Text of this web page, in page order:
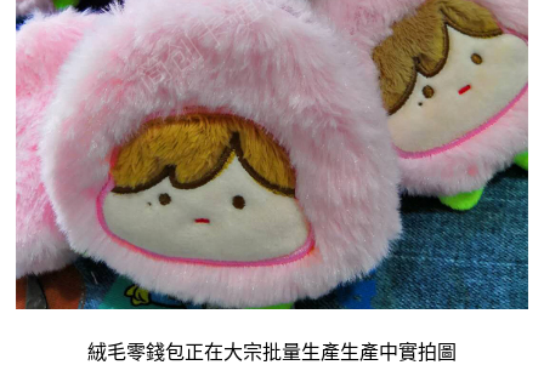
絨毛零錢包正在大宗批量生產生產中實拍圖